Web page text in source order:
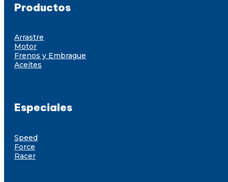
Productos
Arrastre
Motor
Frenos y Embrague
Aceites
Especiales
Speed
Force
Racer